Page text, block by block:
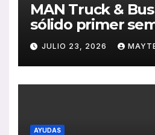
MAN Truck &
sólido primer
2026 con
ventas, pedidos y
rentabilidad
JULIO 23, 2026
AYUDAS